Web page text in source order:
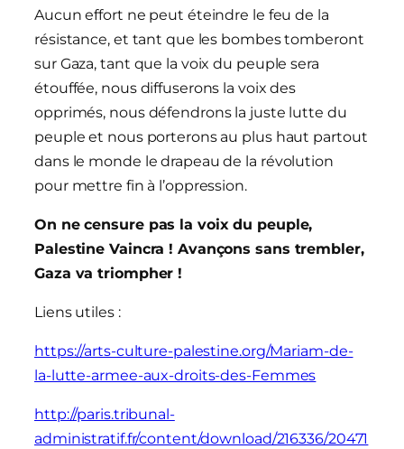
Aucun effort ne peut éteindre le feu de la
résistance, et tant que les bombes tomberont
sur Gaza, tant que la voix du peuple sera
étouffée, nous diffuserons la voix des
opprimés, nous défendrons la juste lutte du
peuple et nous porterons au plus haut partout
dans le monde le drapeau de la révolution
pour mettre fin à l’oppression.
On ne censure pas la voix du peuple,
Palestine Vaincra ! Avançons sans trembler,
Gaza va triompher !
Liens utiles :
https://arts-culture-palestine.org/Mariam-de-
la-lutte-armee-aux-droits-des-Femmes
http://paris.tribunal-
administratif.fr/content/download/216336/20471